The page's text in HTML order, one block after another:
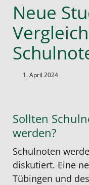
Neue
1. April 2024
Sollten
werden?
Schulnoten
diskutiert. Eine
Tübingen und